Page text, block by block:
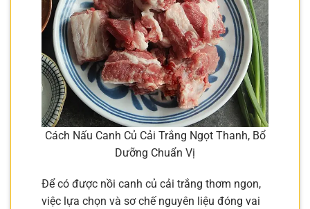
Cách Nấu Canh Củ Cải Trắng Ngọt Thanh, Bổ
Dưỡng Chuẩn Vị
Để có được nồi canh củ cải trắng thơm ngon,
việc lựa chọn và sơ chế nguyên liệu đóng vai